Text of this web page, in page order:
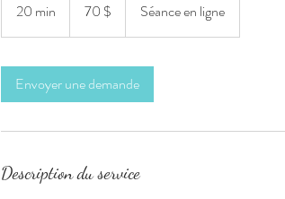
20 min
0
n
70 $ Séance en ligne
Envoyer une demande
Description du service